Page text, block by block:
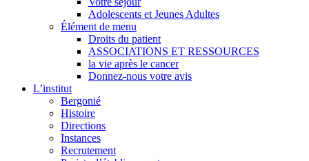
Adolescents et Jeunes Adultes
Élément de menu
Droits du patient
ASSOCIATIONS ET RESSOURCES
la vie après le cancer
Donnez-nous votre avis
L’institut
Bergonié
Histoire
Directions
Instances
Recrutement